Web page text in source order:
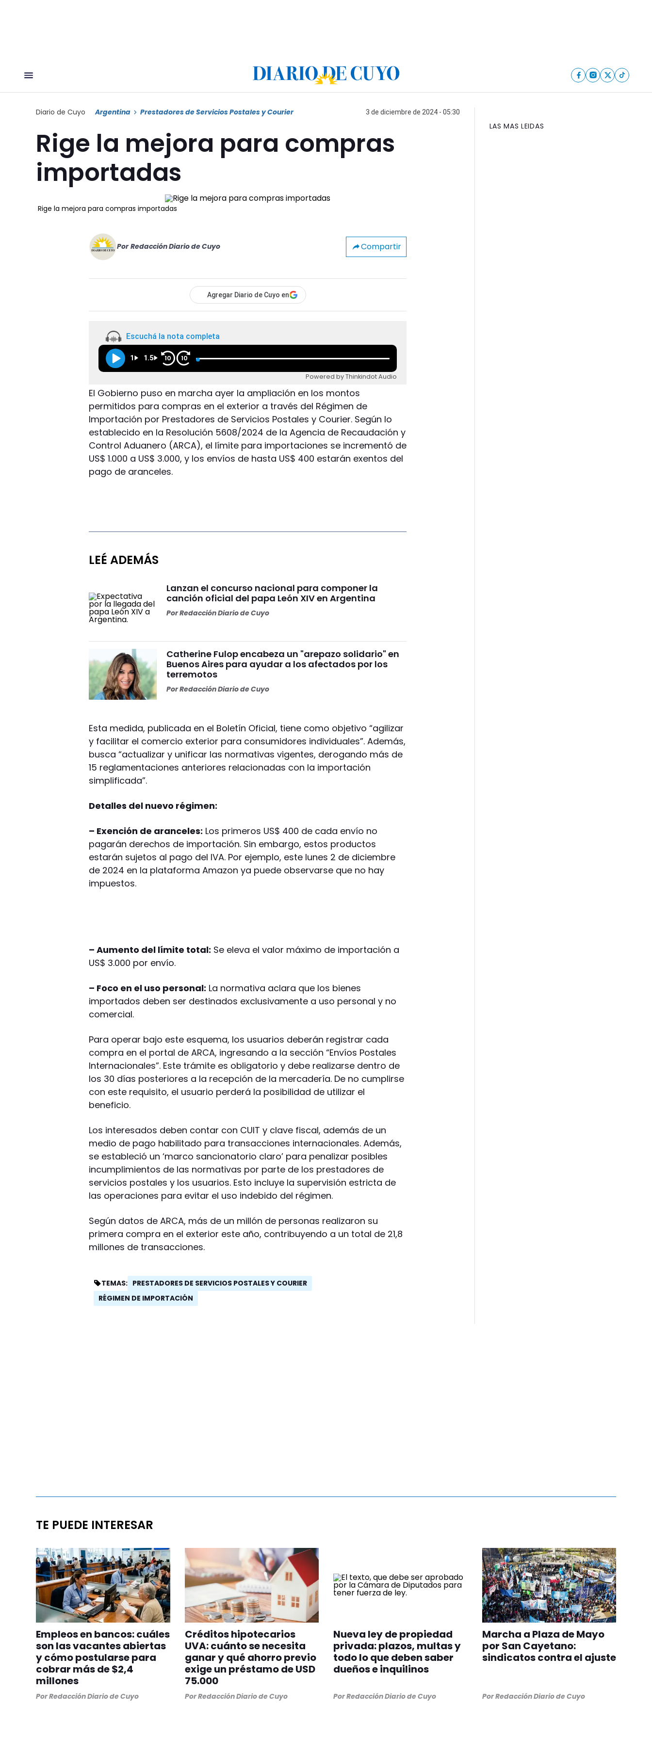
Diario de Cuyo Argentina Prestadores de Servicios Postales y Courier 3 de diciembre de 2024 - 05:30
Rige la mejora para compras
importadas
Rige la mejora para compras importadas
Por Redacción Diario de Cuyo Compartir
Agregar Diario de Cuyo en
Escuchá la nota completa
1 1.5 10 10
Powered by Thinkindot Audio
El Gobierno puso en marcha ayer la ampliación en los montos
permitidos para compras en el exterior a través del Régimen de
Importación por Prestadores de Servicios Postales y Courier. Según lo
establecido en la Resolución 5608/2024 de la Agencia de Recaudación y
Control Aduanero (ARCA), el límite para importaciones se incrementó de
US$ 1.000 a US$ 3.000, y los envíos de hasta US$ 400 estarán exentos del
pago de aranceles.
LEÉ ADEMÁS
Lanzan el concurso nacional para componer la
canción oficial del papa León XIV en Argentina
PorRedacción Diario de Cuyo
Catherine Fulop encabeza un "arepazo solidario" en
Buenos Aires para ayudar a los afectados por los
terremotos
PorRedacción Diario de Cuyo
Esta medida, publicada en el Boletín Oficial, tiene como objetivo “agilizar
y facilitar el comercio exterior para consumidores individuales”. Además,
busca “actualizar y unificar las normativas vigentes, derogando más de
15 reglamentaciones anteriores relacionadas con la importación
simplificada”.
Detalles del nuevo régimen:
– Exención de aranceles: Los primeros US$ 400 de cada envío no
pagarán derechos de importación. Sin embargo, estos productos
estarán sujetos al pago del IVA. Por ejemplo, este lunes 2 de diciembre
de 2024 en la plataforma Amazon ya puede observarse que no hay
impuestos.
– Aumento del límite total: Se eleva el valor máximo de importación a
US$ 3.000 por envío.
– Foco en el uso personal: La normativa aclara que los bienes
importados deben ser destinados exclusivamente a uso personal y no
comercial.
Para operar bajo este esquema, los usuarios deberán registrar cada
compra en el portal de ARCA, ingresando a la sección “Envíos Postales
Internacionales”. Este trámite es obligatorio y debe realizarse dentro de
los 30 días posteriores a la recepción de la mercadería. De no cumplirse
con este requisito, el usuario perderá la posibilidad de utilizar el
beneficio.
Los interesados deben contar con CUIT y clave fiscal, además de un
medio de pago habilitado para transacciones internacionales. Además,
se estableció un ‘marco sancionatorio claro’ para penalizar posibles
incumplimientos de las normativas por parte de los prestadores de
servicios postales y los usuarios. Esto incluye la supervisión estricta de
las operaciones para evitar el uso indebido del régimen.
Según datos de ARCA, más de un millón de personas realizaron su
primera compra en el exterior este año, contribuyendo a un total de 21,8
millones de transacciones.
TEMAS: PRESTADORES DE SERVICIOS POSTALES Y COURIER
RÉGIMEN DE IMPORTACIÓN
LAS MAS LEIDAS
TE PUEDE INTERESAR
Empleos en bancos: cuáles
son las vacantes abiertas
y cómo postularse para
cobrar más de $2,4
millones
PorRedacción Diario de Cuyo
Créditos hipotecarios
UVA: cuánto se necesita
ganar y qué ahorro previo
exige un préstamo de USD
75.000
PorRedacción Diario de Cuyo
Nueva ley de propiedad
privada: plazos, multas y
todo lo que deben saber
dueños e inquilinos
PorRedacción Diario de Cuyo
Marcha a Plaza de Mayo
por San Cayetano:
sindicatos contra el ajuste
PorRedacción Diario de Cuyo